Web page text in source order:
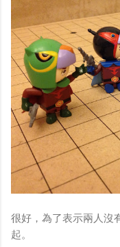
很好，為了表示兩人沒
起。